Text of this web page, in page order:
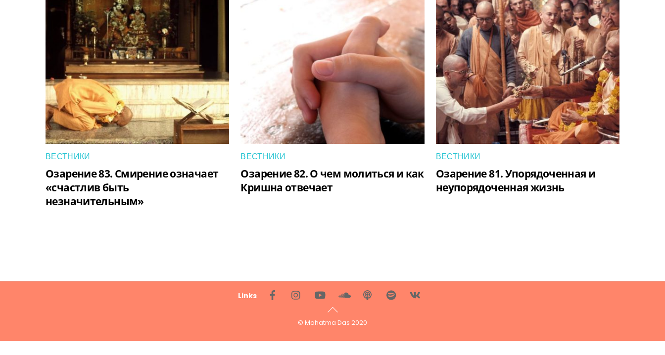
ВЕСТНИКИ
Озарение 83. Смирение означает
«счастлив быть
незначительным»
ВЕСТНИКИ
Озарение 82. О чем молиться и как
Кришна отвечает
ВЕСТНИКИ
Озарение 81. Упорядоченная и
неупорядоченная жизнь
To
Top
Links
© Mahatma Das 2020